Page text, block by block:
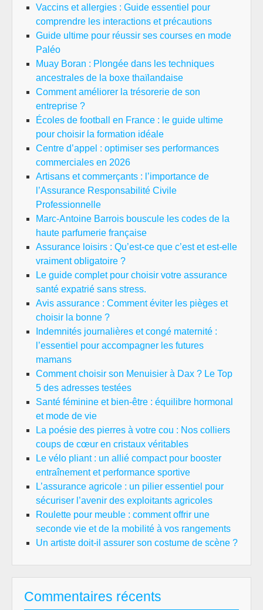
Vaccins et allergies : Guide essentiel pour
comprendre les interactions et précautions
Guide ultime pour réussir ses courses en mode
Paléo
Muay Boran : Plongée dans les techniques
ancestrales de la boxe thaïlandaise
Comment améliorer la trésorerie de son
entreprise ?
Écoles de football en France : le guide ultime
pour choisir la formation idéale
Centre d’appel : optimiser ses performances
commerciales en 2026
Artisans et commerçants : l’importance de
l’Assurance Responsabilité Civile
Professionnelle
Marc-Antoine Barrois bouscule les codes de la
haute parfumerie française
Assurance loisirs : Qu’est-ce que c’est et est-elle
vraiment obligatoire ?
Le guide complet pour choisir votre assurance
santé expatrié sans stress.
Avis assurance : Comment éviter les pièges et
choisir la bonne ?
Indemnités journalières et congé maternité :
l’essentiel pour accompagner les futures
mamans
Comment choisir son Menuisier à Dax ? Le Top
5 des adresses testées
Santé féminine et bien-être : équilibre hormonal
et mode de vie
La poésie des pierres à votre cou : Nos colliers
coups de cœur en cristaux véritables
Le vélo pliant : un allié compact pour booster
entraînement et performance sportive
L’assurance agricole : un pilier essentiel pour
sécuriser l’avenir des exploitants agricoles
Roulette pour meuble : comment offrir une
seconde vie et de la mobilité à vos rangements
Un artiste doit-il assurer son costume de scène ?
Commentaires récents